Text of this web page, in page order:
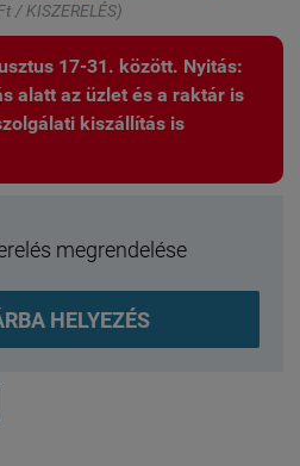
/ KISZERELÉS)
17-31. között. Nyitás:
alatt az üzlet és a raktár is
kiszállítás is
megrendelése
HELYEZÉS